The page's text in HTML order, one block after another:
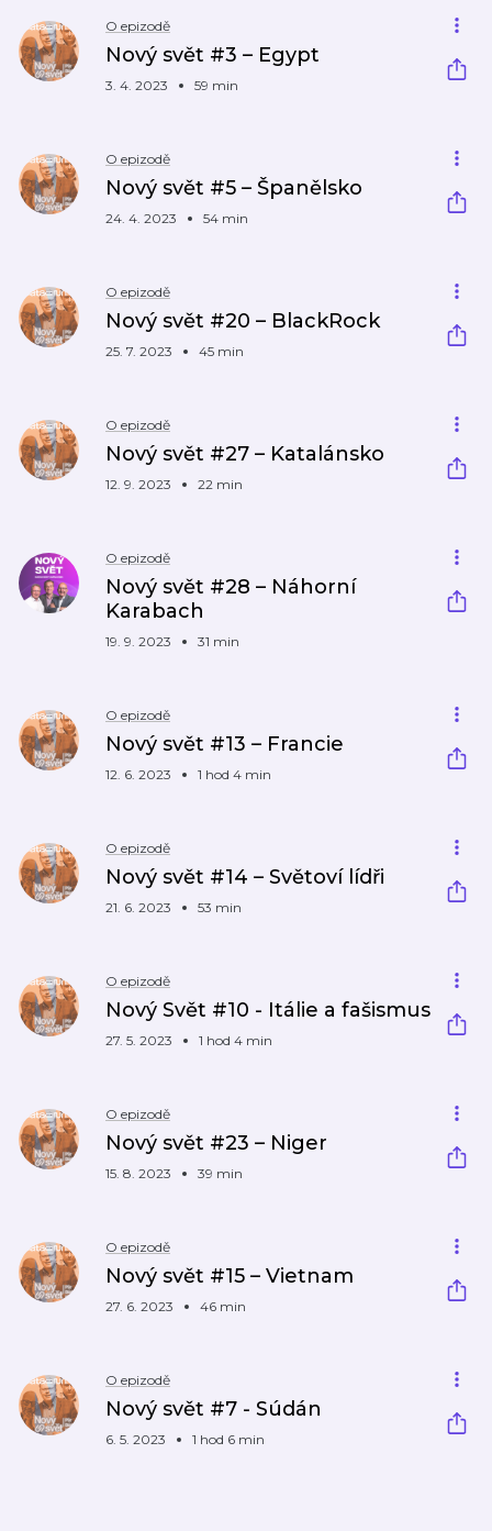
O epizodě
Nový svět #3 – Egypt
3. 4. 2023 59 min
O epizodě
Nový svět #5 – Španělsko
24. 4. 2023 54 min
O epizodě
Nový svět #20 – BlackRock
25. 7. 2023 45 min
O epizodě
Nový svět #27 – Katalánsko
12. 9. 2023 22 min
O epizodě
Nový svět #28 – Náhorní
Karabach
19. 9. 2023 31 min
O epizodě
Nový svět #13 – Francie
12. 6. 2023 1 hod 4 min
O epizodě
Nový svět #14 – Světoví lídři
21. 6. 2023 53 min
O epizodě
Nový Svět #10 - Itálie a fašismus
27. 5. 2023 1 hod 4 min
O epizodě
Nový svět #23 – Niger
15. 8. 2023 39 min
O epizodě
Nový svět #15 – Vietnam
27. 6. 2023 46 min
O epizodě
Nový svět #7 - Súdán
6. 5. 2023 1 hod 6 min